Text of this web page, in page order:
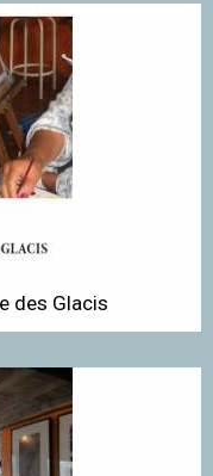
des Glacis